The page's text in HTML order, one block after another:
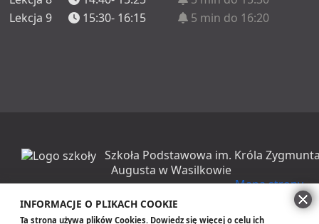
Lekcja 9
15:30- 16:15 5 min do 16:20
Szkoła Podstawowa im. Króla
Augusta w Wasilkowie
Mapa strony
Szablon strony pochodzi z projektu Kuźnia Dostępnych Stron
INFORMACJE O PLIKACH COOKIE
Ta strona używa plików Cookies. Dowiedz się więcej o celu ich